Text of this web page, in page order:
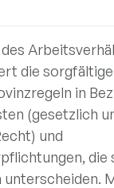
die
in
(gesetzlich
und
die
unterscheiden.